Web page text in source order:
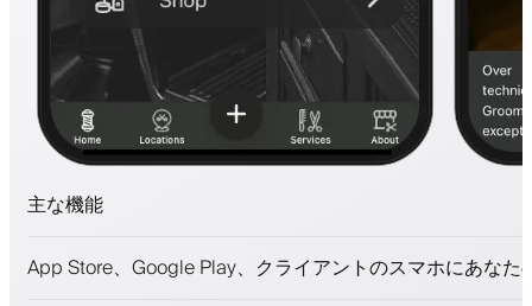
主な機能
支払い、保証金
App Store、Google Play、クライアントのスマホにあなた